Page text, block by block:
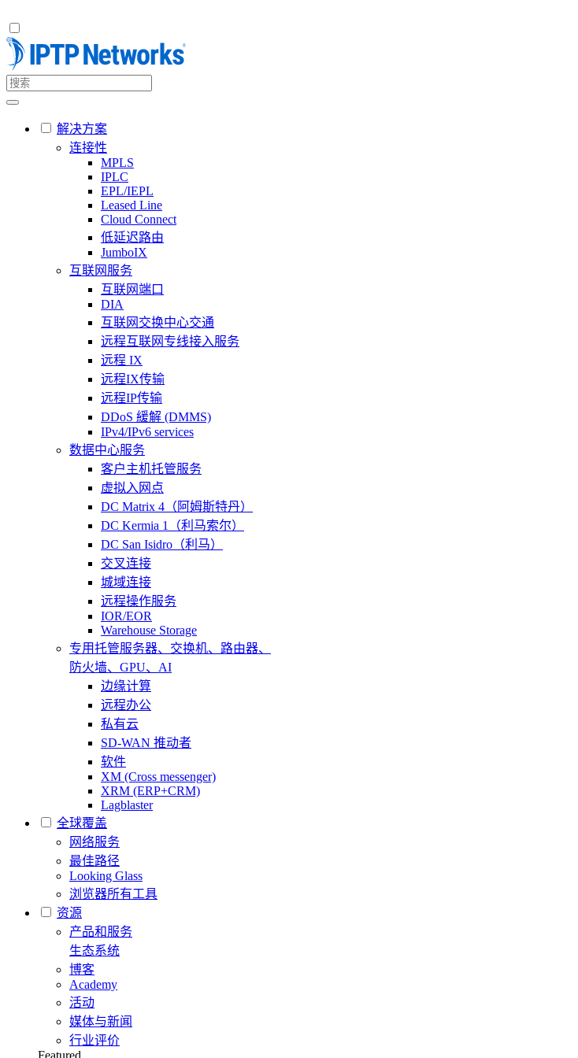
解决方案
连接性
MPLS
IPLC
EPL/IEPL
Leased Line
Cloud Connect
低延迟路由
JumboIX
互联网服务
互联网端口
DIA
互联网交换中心交通
远程互联网专线接入服务
远程 IX
远程IX传输
远程IP传输
DDoS 緩解 (DMMS)
IPv4/IPv6 services
数据中心服务
客户主机托管服务
虚拟入网点
DC Matrix 4（阿姆斯特丹）
DC Kermia 1（利马索尔）
DC San Isidro（利马）
交叉连接
城域连接
远程操作服务
IOR/EOR
Warehouse Storage
专用托管服务器、交换机、路由器、
防火墙、GPU、AI
边缘计算
远程办公
私有云
SD-WAN 推动者
软件
XM (Cross messenger)
XRM (ERP+CRM)
Lagblaster
全球覆盖
网络服务
最佳路径
Looking Glass
浏览器所有工具
资源
产品和服务
生态系统
博客
Academy
活动
媒体与新闻
行业评价
Featured